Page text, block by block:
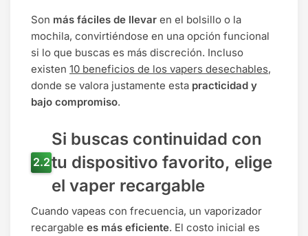
Son más fáciles de llevar en el bolsillo o la
mochila, convirtiéndose en una opción funcional
si lo que buscas es más discreción. Incluso
existen 10 beneficios de los vapers desechables,
donde se valora justamente esta practicidad y
bajo compromiso.
Si buscas continuidad con
tu dispositivo favorito, elige
el vaper recargable
Cuando vapeas con frecuencia, un vaporizador
recargable es más eficiente. El costo inicial es